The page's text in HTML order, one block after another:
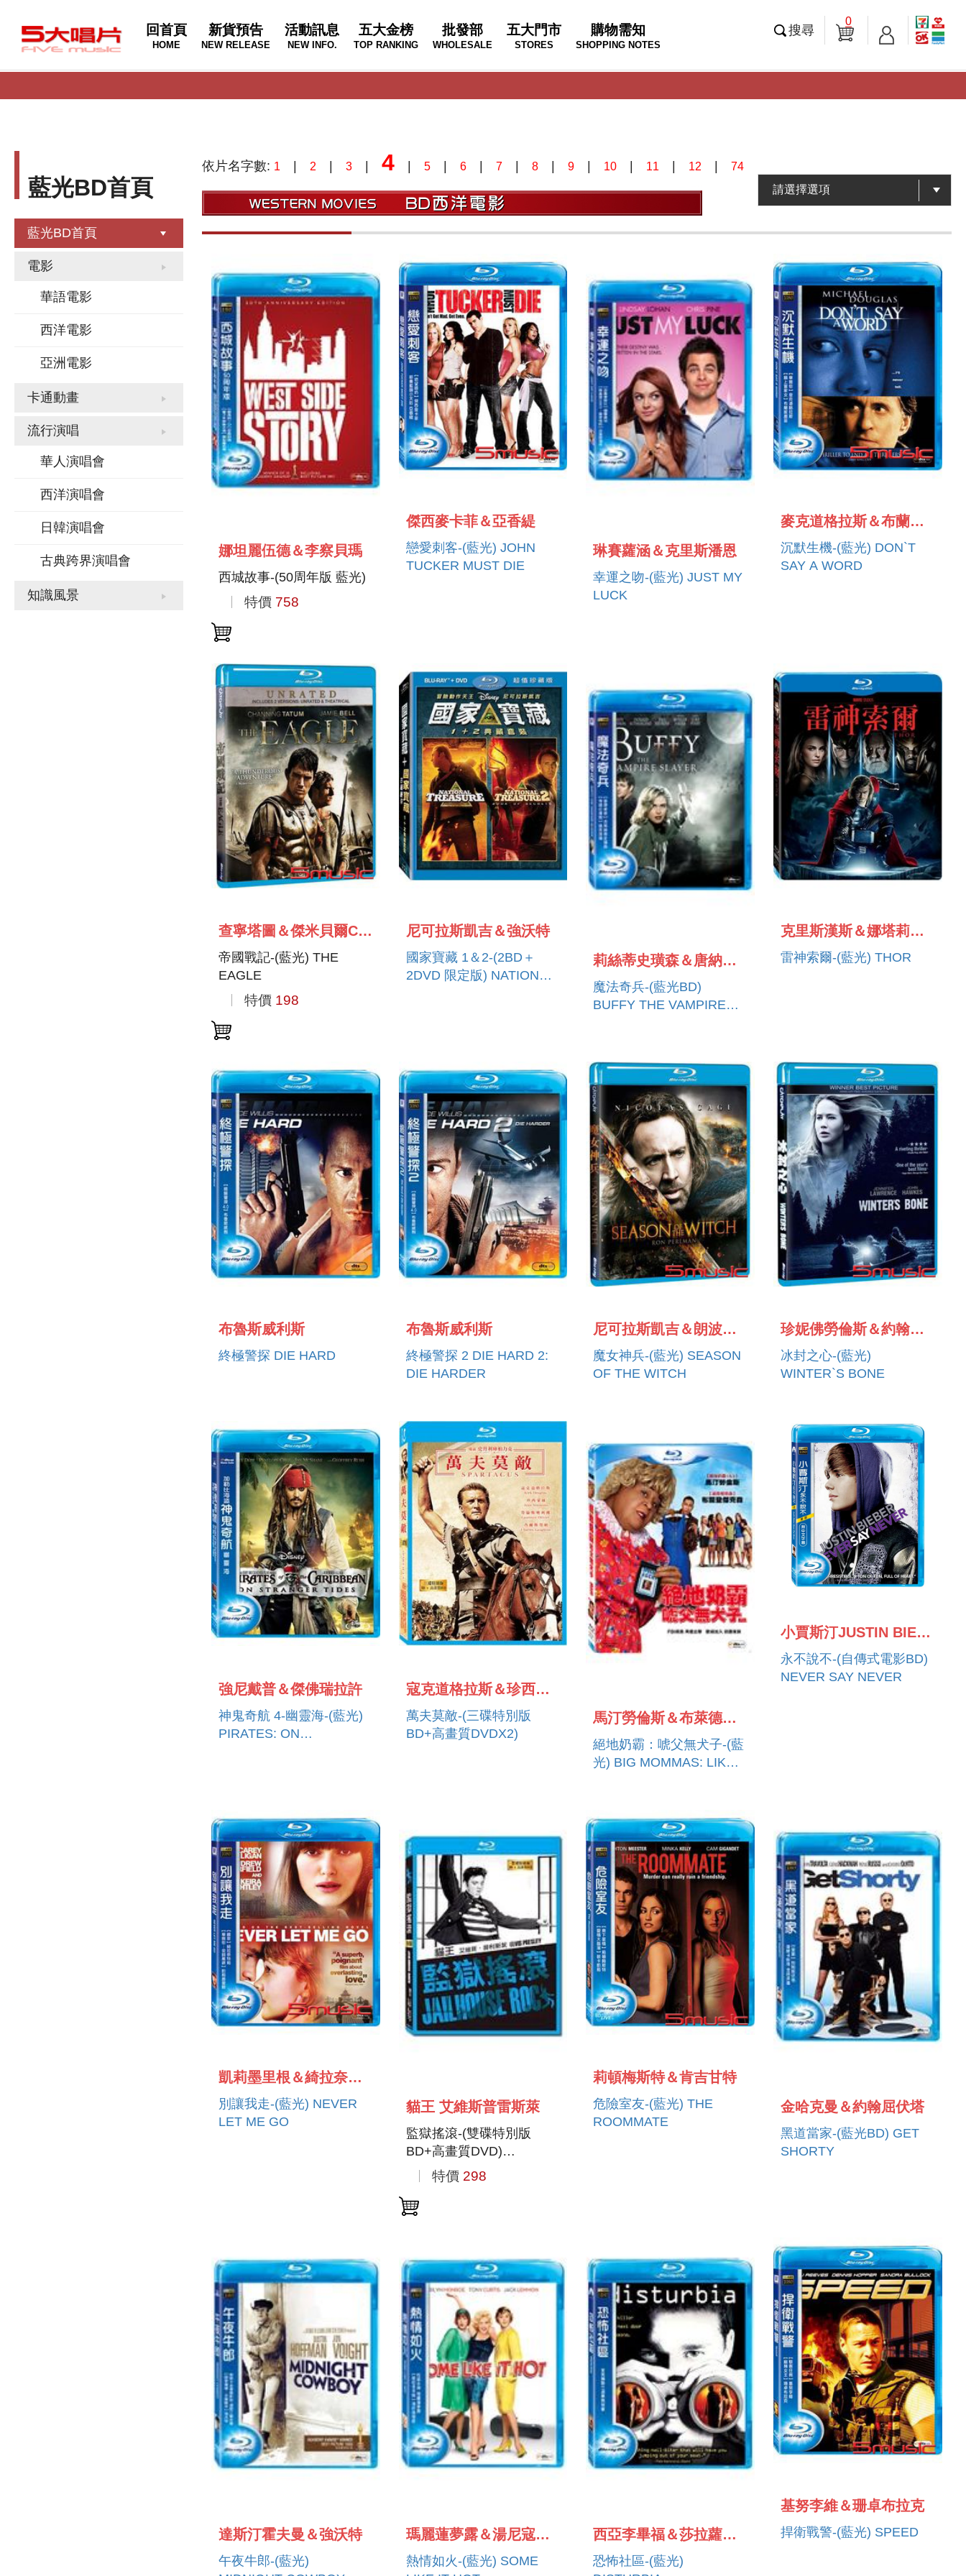
回首頁
HOME
新貨預告
NEW RELEASE
活動訊息
NEW INFO.
五大金榜
TOP RANKING
批發部
WHOLESALE
五大門市
STORES
購物需知
SHOPPING NOTES
搜尋
0
藍光BD首頁
藍光BD首頁
電影
華語電影
西洋電影
亞洲電影
卡通動畫
流行演唱
華人演唱會
西洋演唱會
日韓演唱會
古典跨界演唱會
知識風景
依片名字數: 1| 2| 3| 4| 5| 6| 7| 8| 9| 10| 11| 12| 74
娜坦麗伍德＆李察貝瑪
西城故事-(50周年版 藍光)
特價 758
傑西麥卡菲＆亞香緹
戀愛刺客-(藍光) JOHN
TUCKER MUST DIE
琳賽蘿涵＆克里斯潘恩
幸運之吻-(藍光) JUST MY
LUCK
麥克道格拉斯＆布蘭妮墨菲
沉默生機-(藍光) DON`T
SAY A WORD
查寧塔圖＆傑米貝爾CHANNING TATUM ＆ JAMIE BELL
帝國戰記-(藍光) THE
EAGLE
特價 198
尼可拉斯凱吉＆強沃特
國家寶藏 1＆2-(2BD＋
2DVD 限定版) NATIONAL
莉絲蒂史璜森＆唐納蘇德蘭
魔法奇兵-(藍光BD)
BUFFY THE VAMPIRE
克里斯漢斯＆娜塔莉波曼
雷神索爾-(藍光) THOR
布魯斯威利斯
終極警探 DIE HARD
布魯斯威利斯
終極警探 2 DIE HARD 2:
DIE HARDER
尼可拉斯凱吉＆朗波爾曼NICOLAS CAGE ＆ RON PERLMAN
魔女神兵-(藍光) SEASON
OF THE WITCH
珍妮佛勞倫斯＆約翰霍克斯JENNIFER LAWRENCE ＆ JOHN HAWKES
冰封之心-(藍光)
WINTER`S BONE
強尼戴普＆傑佛瑞拉許
神鬼奇航 4-幽靈海-(藍光)
PIRATES: ON
寇克道格拉斯＆珍西蒙絲
萬夫莫敵-(三碟特別版
BD+高畫質DVDX2)
馬汀勞倫斯＆布萊德傑克森
絕地奶霸：唬父無犬子-(藍
光) BIG MOMMAS: LIKE
小賈斯汀JUSTIN BIEBER
永不說不-(自傳式電影BD)
NEVER SAY NEVER
凱莉墨里根＆綺拉奈特莉
別讓我走-(藍光) NEVER
LET ME GO
貓王 艾維斯普雷斯萊
監獄搖滾-(雙碟特別版
BD+高畫質DVD)
JAILHOUSE ROCK
特價 298
莉頓梅斯特＆肯吉甘特
危險室友-(藍光) THE
ROOMMATE
金哈克曼＆約翰屈伏塔
黑道當家-(藍光BD) GET
SHORTY
達斯汀霍夫曼＆強沃特
午夜牛郎-(藍光)
瑪麗蓮夢露＆湯尼寇蒂斯
熱情如火-(藍光) SOME
西亞李畢福＆莎拉蘿瑪SHIA LABEOUF ＆ SARAH ROEMER
恐怖社區-(藍光)
基努李維＆珊卓布拉克
捍衛戰警-(藍光) SPEED